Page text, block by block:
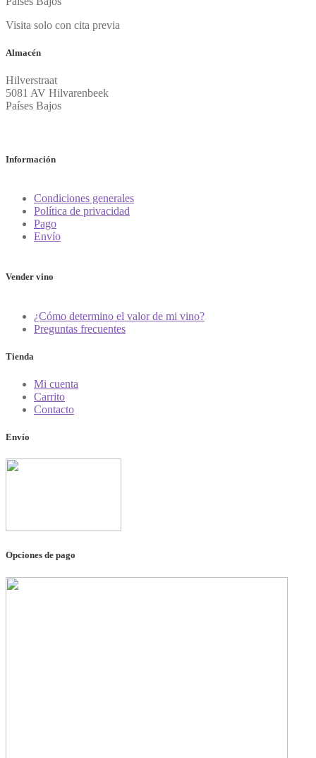
Visita solo con cita previa
Almacén
Hilverstraat
5081 AV Hilvarenbeek
Países Bajos
Información
Condiciones generales
Política de privacidad
Pago
Envío
Vender vino
¿Cómo determino el valor de mi vino?
Preguntas frecuentes
Tienda
Mi cuenta
Carrito
Contacto
Envío
Opciones de pago